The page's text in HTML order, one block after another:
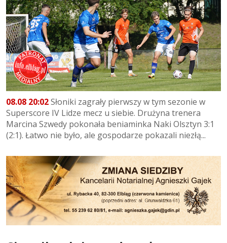
08.08 20:02Słoniki zagrały pierwszy w tym sezonie w
Superscore IV Lidze mecz u siebie. Drużyna trenera
Marcina Szwedy pokonała beniaminka Naki Olsztyn 3:1
(2:1). Łatwo nie było, ale gospodarze pokazali niezłą...